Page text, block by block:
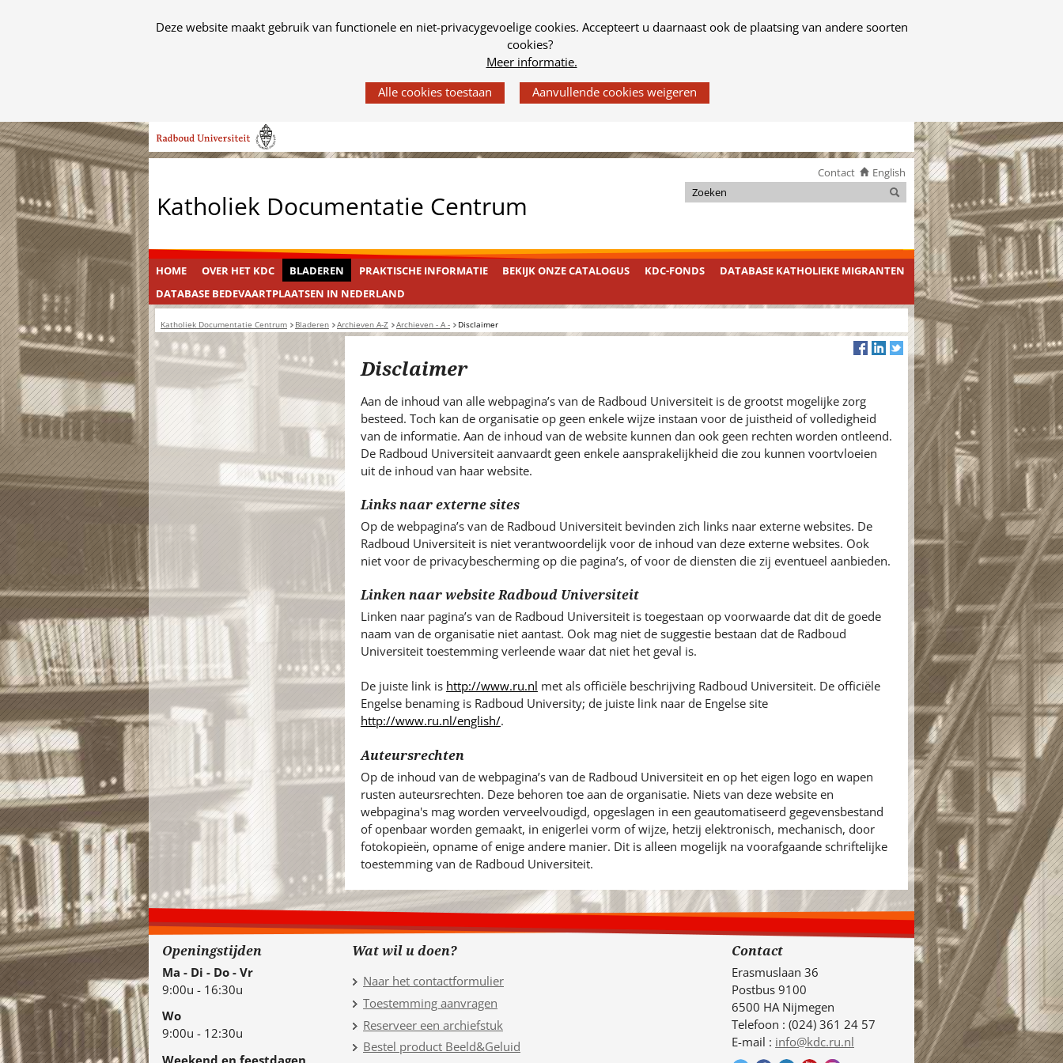
Cookies
Deze website maakt gebruik van functionele en niet-privacygevoelige cookies. Accepteert u daarnaast ook de plaatsing van andere soorten
cookies?
Meer informatie.
gebruik
van
op
deze
worden
toegestaan
geweigerd.
Ga
naar
de
inhoud
Katholiek Documentatie Centrum
Contact English
k
i
d
e
t
e
.
.
Zoeken
Zoeken
HOME OVER HET KDC BLADEREN PRAKTISCHE INFORMATIE BEKIJK ONZE CATALOGUS KDC-FONDS
DATABASE KATHOLIEKE MIGRANTEN
DATABASE BEDEVAARTPLAATSEN IN NEDERLAND
Katholiek Documentatie Centrum Bladeren Archieven A-Z Archieven - A - Disclaimer
Disclaimer
Aan de inhoud van alle webpagina’s van de Radboud Universiteit is de grootst mogelijke zorg
besteed. Toch kan de organisatie op geen enkele wijze instaan voor de juistheid of volledigheid
van de informatie. Aan de inhoud van de website kunnen dan ook geen rechten worden ontleend.
De Radboud Universiteit aanvaardt geen enkele aansprakelijkheid die zou kunnen voortvloeien
uit de inhoud van haar website.
Links naar externe sites
Op de webpagina’s van de Radboud Universiteit bevinden zich links naar externe websites. De
Radboud Universiteit is niet verantwoordelijk voor de inhoud van deze externe websites. Ook
niet voor de privacybescherming op die pagina’s, of voor de diensten die zij eventueel aanbieden.
Linken naar website Radboud Universiteit
Linken naar pagina’s van de Radboud Universiteit is toegestaan op voorwaarde dat dit de goede
naam van de organisatie niet aantast. Ook mag niet de suggestie bestaan dat de Radboud
Universiteit toestemming verleende waar dat niet het geval is.
De juiste link is http://www.ru.nl met als officiële beschrijving Radboud Universiteit. De officiële
Engelse benaming is Radboud University; de juiste link naar de Engelse site
http://www.ru.nl/english/.
Auteursrechten
Op de inhoud van de webpagina’s van de Radboud Universiteit en op het eigen logo en wapen
rusten auteursrechten. Deze behoren toe aan de organisatie. Niets van deze website en
webpagina's mag worden verveelvoudigd, opgeslagen in een geautomatiseerd gegevensbestand
of openbaar worden gemaakt, in enigerlei vorm of wijze, hetzij elektronisch, mechanisch, door
fotokopieën, opname of enige andere manier. Dit is alleen mogelijk na voorafgaande schriftelijke
toestemming van de Radboud Universiteit.
Openingstijden
Ma - Di - Do - Vr
9:00u - 16:30u
Wo
9:00u - 12:30u
Weekend en feestdagen
Wat wil u doen?
Naar het contactformulier
Toestemming aanvragen
Reserveer een archiefstuk
Bestel product Beeld&Geluid
Contact
Erasmuslaan 36
Postbus 9100
6500 HA Nijmegen
Telefoon : (024) 361 24 57
E-mail : info@kdc.ru.nl